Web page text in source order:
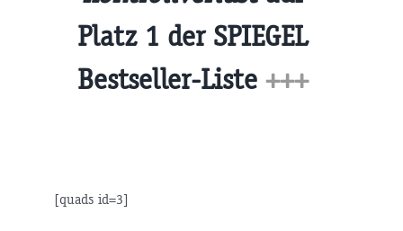
Platz 1 der SPIEGEL
Bestseller-Liste +++
[quads id=3]